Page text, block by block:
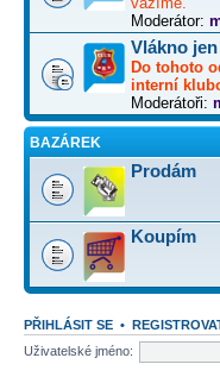
Moderátor:
Vlákno
Do tohoto
interní
Moderátoři:
BAZÁREK
Prodám
Koupím
PŘIHLÁSIT SE •
Uživatelské jméno: